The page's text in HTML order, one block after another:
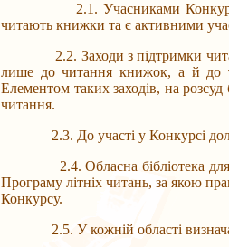
2.1. Учасниками Конкурсу
читають книжки та є активними
2.2. Заходи з підтримки читання
лише до читання книжок, а й до
Елементом таких заходів, на
читання.
2.3. До участі у Конкурсі
2.4. Обласна бібліотека для
Програму літніх читань, за якою
Конкурсу.
2.5. У кожній області